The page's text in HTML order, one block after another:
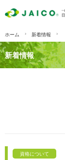
ホーム 新着情報
新着情報
資格について